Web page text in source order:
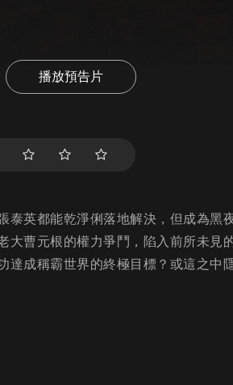
播放預告片
泰英都能乾淨俐落地解決，但成為黑
大曹元根的權力爭鬥，陷入前所未見
達成稱霸世界的終極目標？或這之中